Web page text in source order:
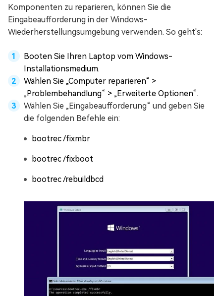
Komponenten zu reparieren, können Sie die
Eingabeaufforderung in der Windows-
Wiederherstellungsumgebung verwenden. So geht's:
Booten Sie Ihren Laptop vom Windows-
Installationsmedium.
Wählen Sie „Computer reparieren“ >
„Problembehandlung“ > „Erweiterte Optionen“.
Wählen Sie „Eingabeaufforderung“ und geben Sie
die folgenden Befehle ein:
bootrec /fixmbr
bootrec /fixboot
bootrec /rebuildbcd